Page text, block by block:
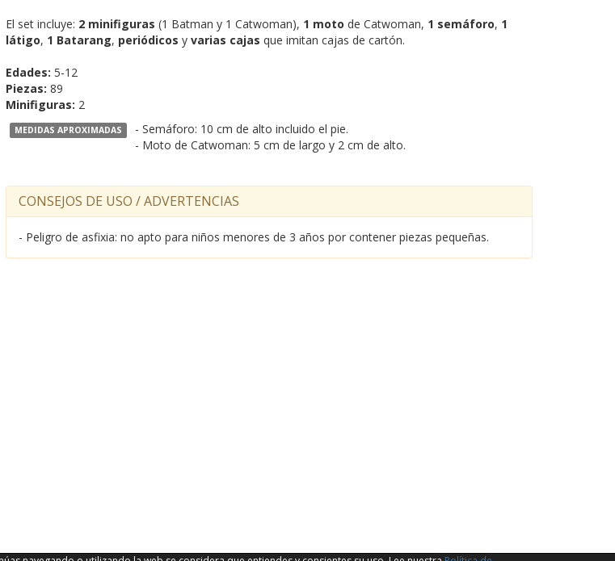
El set incluye: 2 minifiguras (1 Batman y 1 Catwoman), 1 moto de Catwoman, 1 semáforo, 1
látigo, 1 Batarang, periódicos y varias cajas que imitan cajas de cartón.
Edades: 5-12
Piezas: 89
Minifiguras: 2
MEDIDAS APROXIMADAS
- Semáforo: 10 cm de alto incluido el pie.
- Moto de Catwoman: 5 cm de largo y 2 cm de alto.
CONSEJOS DE USO / ADVERTENCIAS
- Peligro de asfixia: no apto para niños menores de 3 años por contener piezas pequeñas.